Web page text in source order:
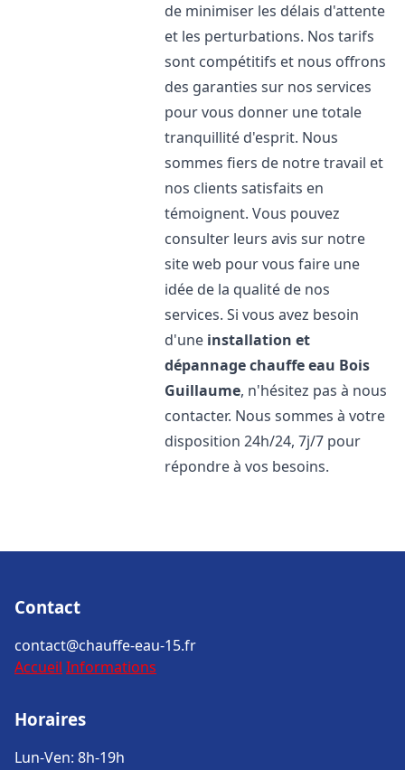
de minimiser les délais d'attente
et les perturbations. Nos tarifs
sont compétitifs et nous offrons
des garanties sur nos services
pour vous donner une totale
tranquillité d'esprit. Nous
sommes fiers de notre travail et
nos clients satisfaits en
témoignent. Vous pouvez
consulter leurs avis sur notre
site web pour vous faire une
idée de la qualité de nos
services. Si vous avez besoin
d'une installation et
dépannage chauffe eau Bois
Guillaume, n'hésitez pas à nous
contacter. Nous sommes à votre
disposition 24h/24, 7j/7 pour
répondre à vos besoins.
Contact
contact@chauffe-eau-15.fr
Accueil Informations
Horaires
Lun-Ven: 8h-19h